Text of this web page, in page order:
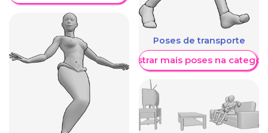
Poses de transporte
Mostrar mais poses na